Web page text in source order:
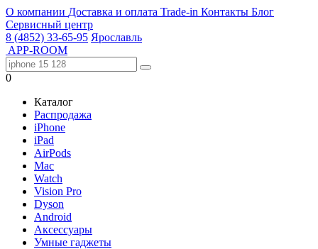
О компании Доставка и оплата Trade-in Контакты Блог
Сервисный центр
8 (4852) 33-65-95 Ярославль
APP-ROOM
0
Каталог
Распродажа
iPhone
iPad
AirPods
Mac
Watch
Vision Pro
Dyson
Android
Аксессуары
Умные гаджеты